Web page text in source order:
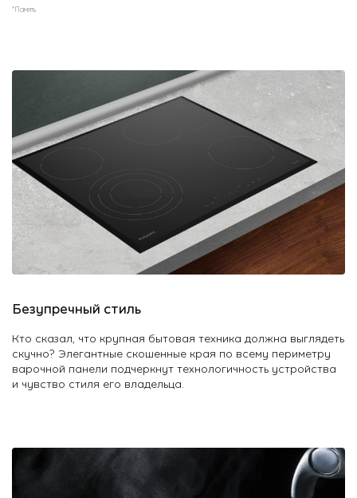
*Память
Безупречный стиль
Кто сказал, что крупная бытовая техника должна выглядеть
скучно? Элегантные скошенные края по всему периметру
варочной панели подчеркнут технологичность устройства
и чувство стиля его владельца.